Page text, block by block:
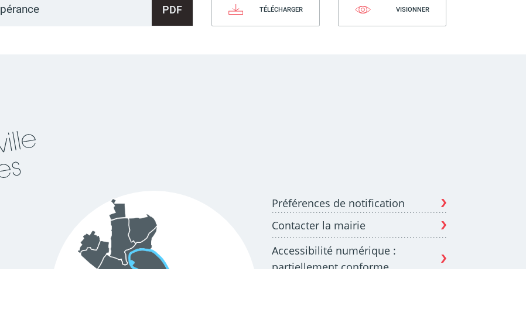
PDF TÉLÉCHARGER VISIONNER
Préférences de notification
Contacter la mairie
Accessibilité numérique :
partiellement conforme